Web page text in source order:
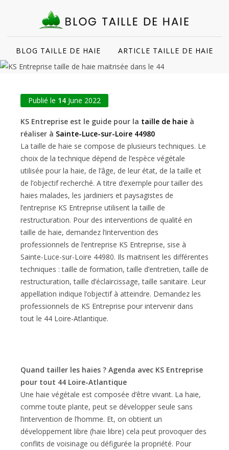
BLOG TAILLE DE HAIE ARTICLE TAILLE DE HAIE
Publié le 14 June 2022
KS Entreprise est le guide pour la taille de haie à
réaliser à Sainte-Luce-sur-Loire 44980
La taille de haie se compose de plusieurs techniques. Le
choix de la technique dépend de l’espèce végétale
utilisée pour la haie, de l’âge, de leur état, de la taille et
de l’objectif recherché. A titre d’exemple pour tailler des
haies malades, les jardiniers et paysagistes de
l’entreprise KS Entreprise utilisent la taille de
restructuration. Pour des interventions de qualité en
taille de haie, demandez l’intervention des
professionnels de l’entreprise KS Entreprise, sise à
Sainte-Luce-sur-Loire 44980. Ils maitrisent les différentes
techniques : taille de formation, taille d’entretien, taille de
restructuration, taille d’éclaircissage, taille sanitaire. Leur
appellation indique l’objectif à atteindre. Demandez les
professionnels de KS Entreprise pour intervenir dans
tout le 44 Loire-Atlantique.
Quand tailler les haies ? Agenda avec KS Entreprise
pour tout 44 Loire-Atlantique
Une haie végétale est composée d’être vivant. La haie,
comme toute plante, peut se développer seule sans
l’intervention de l’homme. Et, on obtient un
développement libre (haie libre) cela peut provoquer des
conflits de voisinage ou défigurée la propriété. Pour